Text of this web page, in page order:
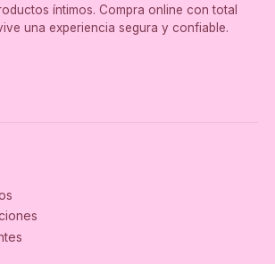
íntimos. Compra online con total
una experiencia segura y confiable.